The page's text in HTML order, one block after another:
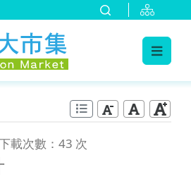
載次數：43 次